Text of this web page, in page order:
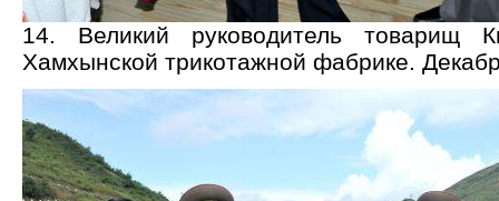
14. Великий руководитель
Хамхынской трикотажной фабрике.